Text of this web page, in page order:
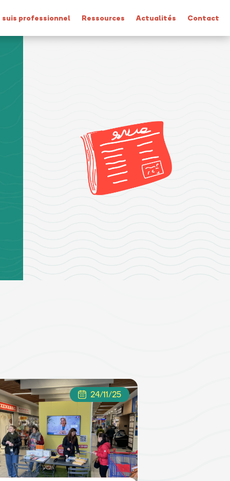
suis professionnel Ressources Actualités Contact
24/11/25